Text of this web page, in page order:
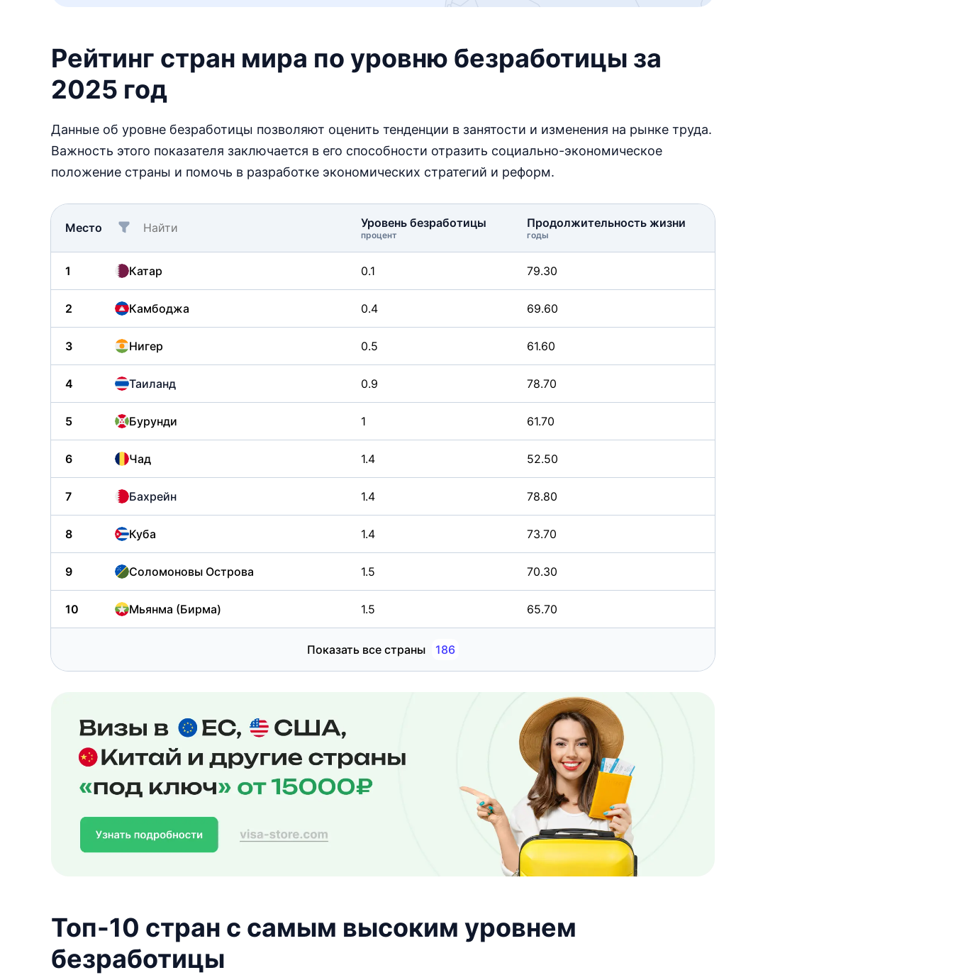
Рейтинг стран мира по уровню безработицы за
2025 год
Данные об уровне безработицы позволяют оценить тенденции в занятости и изменения на рынке труда.
Важность этого показателя заключается в его способности отразить социально-экономическое
положение страны и помочь в разработке экономических стратегий и реформ.
Место Уровень безработицы
процент
Продолжительность жизни
годы
1 Катар 0.1 79.30
2 Камбоджа 0.4 69.60
3 Нигер 0.5 61.60
4 Таиланд 0.9 78.70
5 Бурунди 1 61.70
6 Чад 1.4 52.50
7 Бахрейн 1.4 78.80
8 Куба 1.4 73.70
9 Соломоновы Острова 1.5 70.30
10 Мьянма (Бирма) 1.5 65.70
Показать все страны 186
Топ-10 стран с самым высоким уровнем
безработицы